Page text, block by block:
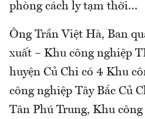
phòng cách ly tạm thời…
Ông Trần Việt Hà, Ban
xuất – Khu công nghiệp
huyện Củ Chi có 4 Khu
công nghiệp Tây Bắc Củ
Tân Phú Trung, Khu